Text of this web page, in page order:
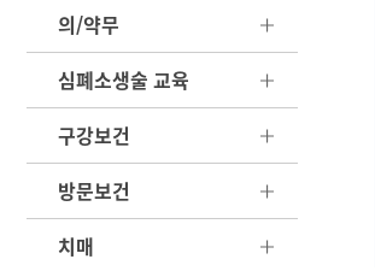
의/약무
심폐소생술 교육
구강보건
방문보건
치매